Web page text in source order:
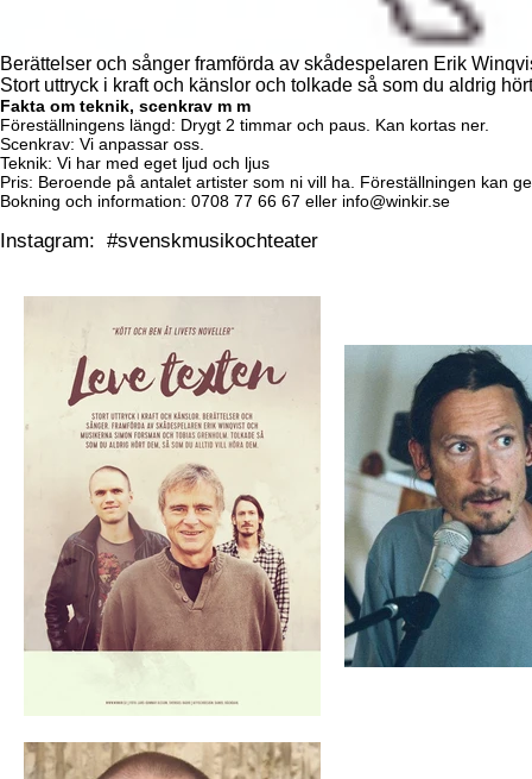
Berättelser och sånger framförda av skådespelaren Erik
Stort uttryck i kraft och känslor och tolkade så som du aldrig
Fakta om teknik, scenkrav m m
Föreställningens längd: Drygt 2 timmar och paus. Kan kortas ner.
Scenkrav: Vi anpassar oss.
Teknik: Vi har med eget ljud och ljus
Pris: Beroende på antalet artister som ni vill ha. Föreställningen kan
Bokning och information: 0708 77 66 67 eller info@winkir.se
Instagram: #svenskmusikochteater